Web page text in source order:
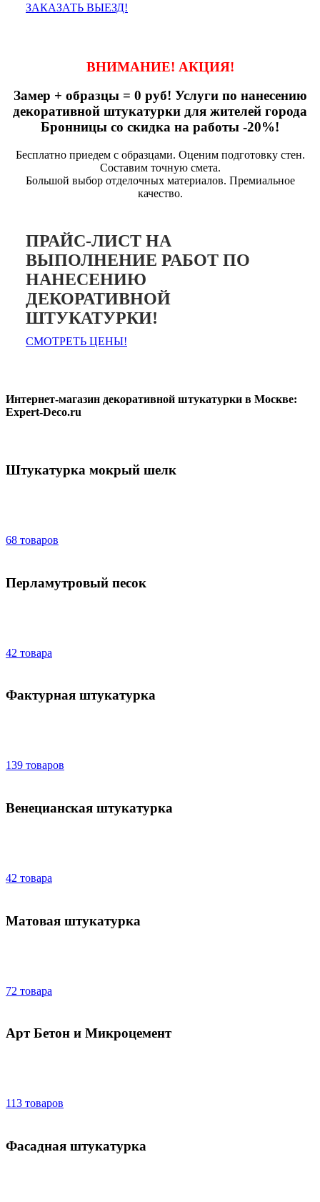
ЗАКАЗАТЬ ВЫЕЗД!
ВНИМАНИЕ! АКЦИЯ!
Замер + образцы = 0 руб! Услуги по нанесению
декоративной штукатурки для жителей города
Бронницы со скидка на работы -20%!
Бесплатно приедем с образцами. Оценим подготовку стен.
Составим точную смета.
Большой выбор отделочных материалов. Премиальное
качество.
ПРАЙС-ЛИСТ НА
ВЫПОЛНЕНИЕ РАБОТ ПО
НАНЕСЕНИЮ
ДЕКОРАТИВНОЙ
ШТУКАТУРКИ!
СМОТРЕТЬ ЦЕНЫ!
Интернет-магазин декоративной штукатурки в Москве:
Expert-Deco.ru
Штукатурка мокрый шелк
68 товаров
Перламутровый песок
42 товара
Фактурная штукатурка
139 товаров
Венецианская штукатурка
42 товара
Матовая штукатурка
72 товара
Арт Бетон и Микроцемент
113 товаров
Фасадная штукатурка